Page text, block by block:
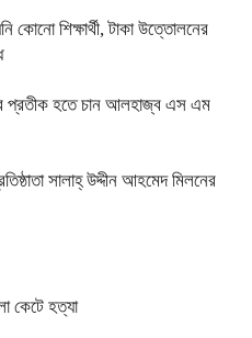
কোনো শিক্ষার্থী, টাকা উত্তোলনের
প্রতীক হতে চান আলহাজ্ব এস এম
সালাহ্ উদ্দীন আহমেদ মিলনের
কেটে হত্যা